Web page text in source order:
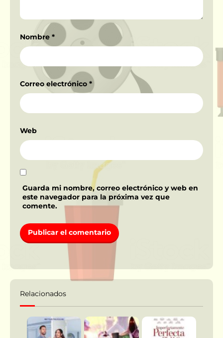
Nombre *
Correo electrónico *
Web
Guarda mi nombre, correo electrónico y web en
este navegador para la próxima vez que
comente.
Relacionados